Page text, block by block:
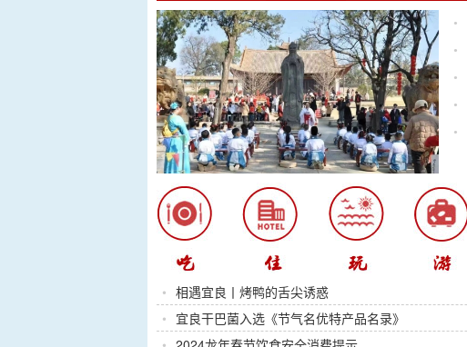
•
•
•
•
•
• 相遇宜良丨烤鸭的舌尖诱惑
• 宜良干巴菌入选《节气名优特产品名录》